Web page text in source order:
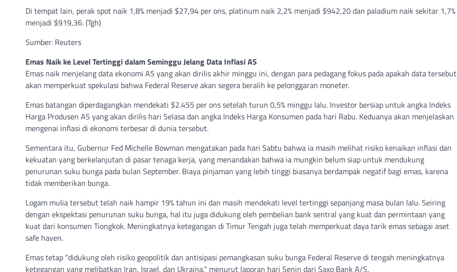
Di tempat lain, perak spot naik 1,8% menjadi $27,94 per ons, platinum naik 2,2% menjadi $942,20 dan paladium naik sekitar 1,7%
menjadi $919,36. (Tgh)
Sumber: Reuters
Emas Naik ke Level Tertinggi dalam Seminggu Jelang Data Inflasi AS
Emas naik menjelang data ekonomi AS yang akan dirilis akhir minggu ini, dengan para pedagang fokus pada apakah data tersebut
akan memperkuat spekulasi bahwa Federal Reserve akan segera beralih ke pelonggaran moneter.
Emas batangan diperdagangkan mendekati $2.455 per ons setelah turun 0,5% minggu lalu. Investor bersiap untuk angka Indeks
Harga Produsen AS yang akan dirilis hari Selasa dan angka Indeks Harga Konsumen pada hari Rabu. Keduanya akan menjelaskan
mengenai inflasi di ekonomi terbesar di dunia tersebut.
Sementara itu, Gubernur Fed Michelle Bowman mengatakan pada hari Sabtu bahwa ia masih melihat risiko kenaikan inflasi dan
kekuatan yang berkelanjutan di pasar tenaga kerja, yang menandakan bahwa ia mungkin belum siap untuk mendukung
penurunan suku bunga pada bulan September. Biaya pinjaman yang lebih tinggi biasanya berdampak negatif bagi emas, karena
tidak memberikan bunga.
Logam mulia tersebut telah naik hampir 19% tahun ini dan masih mendekati level tertinggi sepanjang masa bulan lalu. Seiring
dengan ekspektasi penurunan suku bunga, hal itu juga didukung oleh pembelian bank sentral yang kuat dan permintaan yang
kuat dari konsumen Tiongkok. Meningkatnya ketegangan di Timur Tengah juga telah memperkuat daya tarik emas sebagai aset
safe haven.
Emas tetap “didukung oleh risiko geopolitik dan antisipasi pemangkasan suku bunga Federal Reserve di tengah meningkatnya
ketegangan yang melibatkan Iran, Israel, dan Ukraina,” menurut laporan hari Senin dari Saxo Bank A/S.